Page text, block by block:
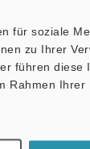
für soziale
zu Ihrer
führen diese
Rahmen Ihrer